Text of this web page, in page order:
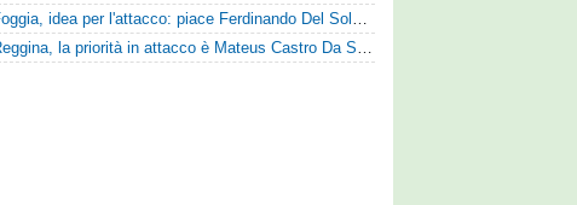
Foggia, idea per l'attacco: piace Ferdinando Del Sole dell'Ascoli
Reggina, la priorità in attacco è Mateus Castro Da Silva: ore decisive per la fumata bianca